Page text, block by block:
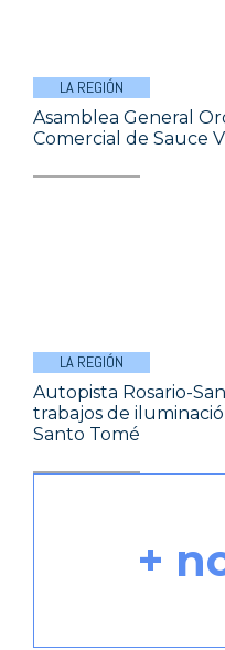
LA REGIÓN
Asamblea General
Comercial de Sauce
LA REGIÓN
Autopista Rosario-
trabajos de
Santo Tomé
+